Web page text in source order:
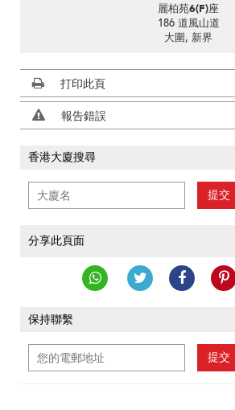
麗柏苑6(F)座
186 道風山道
大圍, 新界
打印此頁
報告錯誤
香港大廈搜尋
提交
分享此頁面
保持聯繫
提交